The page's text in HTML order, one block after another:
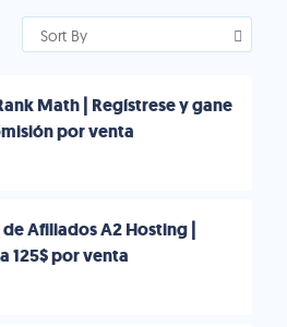
Sort By
Math | Regístrese y gane
por venta
Afiliados A2 Hosting |
125$ por venta